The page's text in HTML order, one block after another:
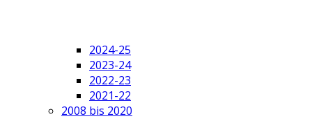
2024-25
2023-24
2022-23
2021-22
2008 bis 2020